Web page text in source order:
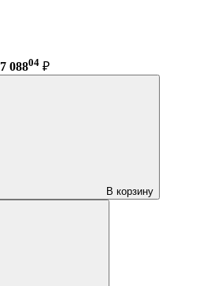
7 08804 ₽
В корзину